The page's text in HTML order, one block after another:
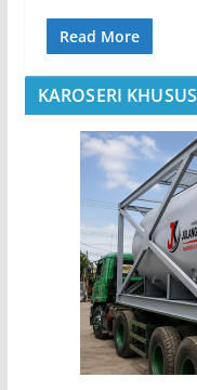
Read More
KAROSERI KHUSUS